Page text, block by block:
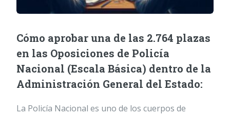
Cómo aprobar una de las 2.764 plazas
en las Oposiciones de Policía
Nacional (Escala Básica) dentro de la
Administración General del Estado:
La Policía Nacional es uno de los cuerpos de